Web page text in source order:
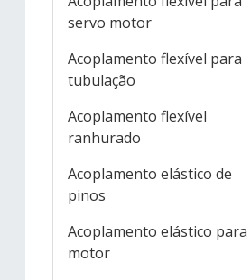
servo motor
Acoplamento flexível para
tubulação
Acoplamento flexível
ranhurado
Acoplamento elástico de
pinos
Acoplamento elástico para
motor